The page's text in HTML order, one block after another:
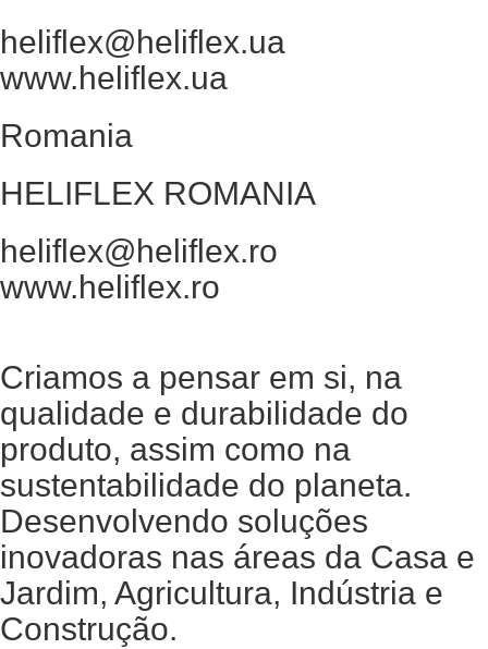
heliflex@heliflex.ua
www.heliflex.ua
Romania
HELIFLEX ROMANIA
heliflex@heliflex.ro
www.heliflex.ro
Criamos a pensar em si, na
qualidade e durabilidade do
produto, assim como na
sustentabilidade do planeta.
Desenvolvendo soluções
inovadoras nas áreas da Casa e
Jardim, Agricultura, Indústria e
Construção.